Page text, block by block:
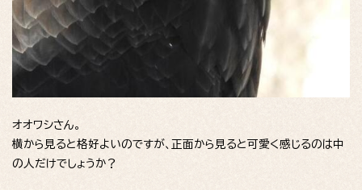
オオワシさん。
横から見ると格好よいのですが、正面から見ると可愛く感じるのは中
の人だけでしょうか？